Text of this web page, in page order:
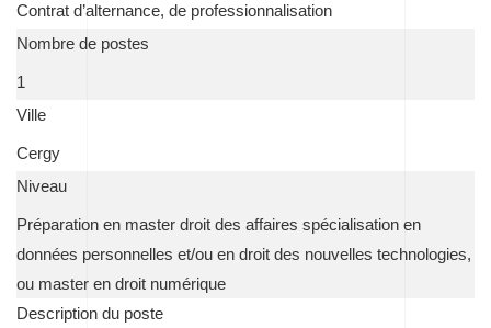
Contrat d’alternance, de professionnalisation
Nombre de postes
1
Ville
Cergy
Niveau
Préparation en master droit des affaires spécialisation en
données personnelles et/ou en droit des nouvelles technologies,
ou master en droit numérique
Description du poste